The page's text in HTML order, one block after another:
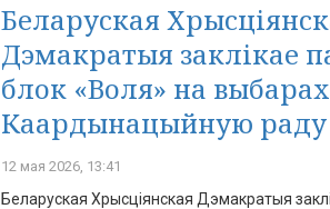
Беларуская
Дэмакратыя заклікае
блок «Воля» на
Каардынацыйную раду
12 мая 2026, 13:41
Беларуская Хрысціянская Дэмакратыя